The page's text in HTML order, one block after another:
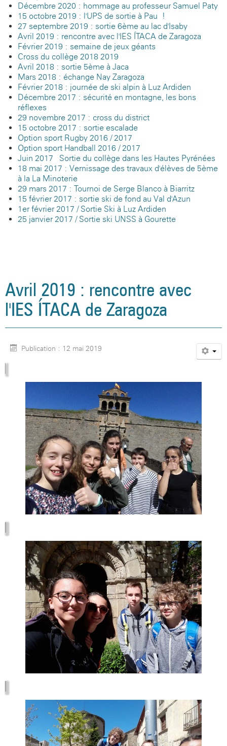
Décembre 2020 : hommage au professeur Samuel Paty
15 octobre 2019 : l'UPS de sortie à Pau !
27 septembre 2019 : sortie 6ème au lac d'Isaby
Avril 2019 : rencontre avec l'IES ÍTACA de Zaragoza
Février 2019 : semaine de jeux géants
Cross du collège 2018-2019
Avril 2018 : sortie 5ème à Jaca
Mars 2018 : échange Nay-Zaragoza
Février 2018 : journée de ski alpin à Luz-Ardiden
Décembre 2017 : sécurité en montagne, les bons
réflexes
29 novembre 2017 : cross du district
15 octobre 2017 : sortie escalade
Option sport Rugby 2016 / 2017
Option sport Handball 2016 / 2017
Juin 2017 - Sortie du collège dans les Hautes Pyrénées
18 mai 2017 : Vernissage des travaux d'élèves de 5ème
à la La Minoterie
29 mars 2017 : Tournoi de Serge Blanco à Biarritz
15 février 2017 : sortie ski de fond au Val d'Azun
1er février 2017 / Sortie Ski à Luz Ardiden
25 janvier 2017 / Sortie ski UNSS à Gourette
Avril 2019 : rencontre avec
l'IES ÍTACA de Zaragoza
Publication : 12 mai 2019